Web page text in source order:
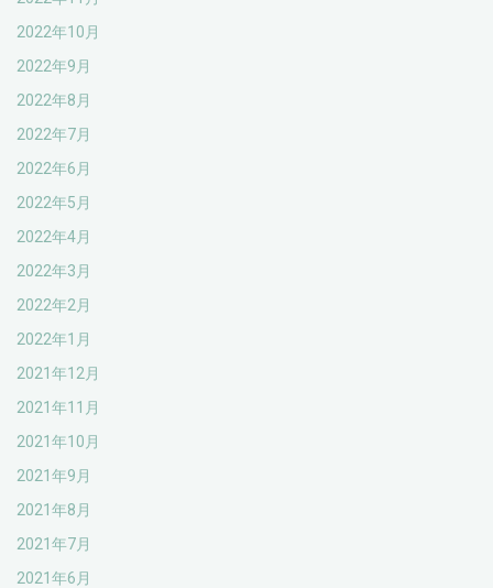
2022年10月
2022年9月
2022年8月
2022年7月
2022年6月
2022年5月
2022年4月
2022年3月
2022年2月
2022年1月
2021年12月
2021年11月
2021年10月
2021年9月
2021年8月
2021年7月
2021年6月